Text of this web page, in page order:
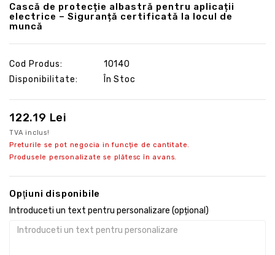
Cască de protecție albastră pentru aplicații
electrice – Siguranță certificată la locul de
muncă
Cod Produs:
10140
Disponibilitate:
În Stoc
122.19 Lei
TVA inclus!
Preturile se pot negocia in funcție de cantitate.
Produsele personalizate se plătesc în avans.
Opţiuni disponibile
Introduceti un text pentru personalizare (opțional)